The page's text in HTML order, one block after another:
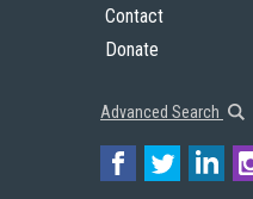
Contact
Donate
Advanced Search